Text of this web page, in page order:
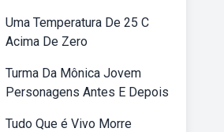
Uma Temperatura De 25 C
Acima De Zero
Turma Da Mônica Jovem
Personagens Antes E Depois
Tudo Que é Vivo Morre